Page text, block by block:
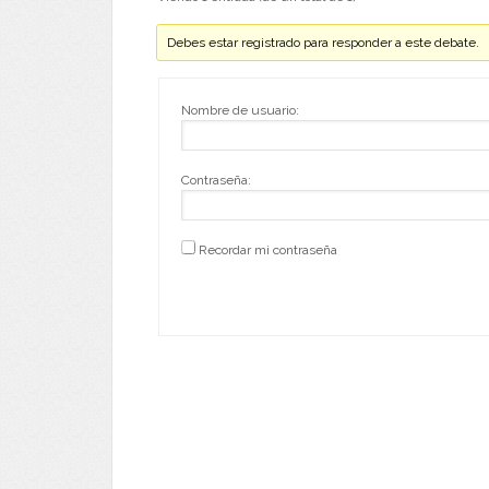
Debes estar registrado para responder a este debate.
Nombre de usuario:
Contraseña:
Recordar mi contraseña